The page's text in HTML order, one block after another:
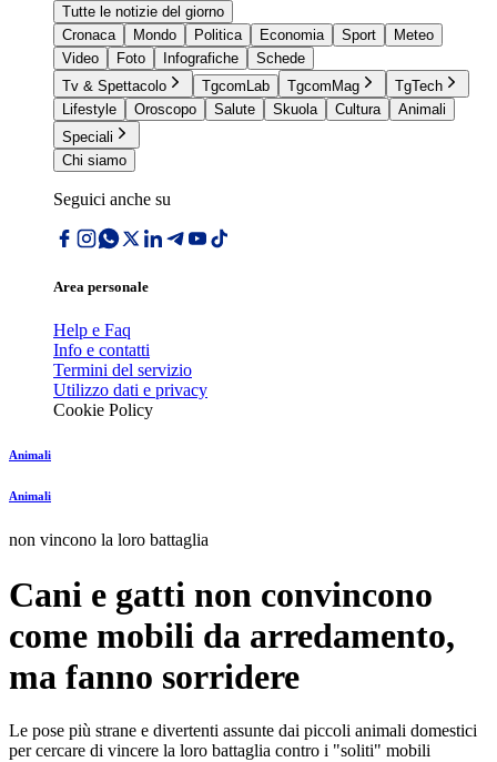
Tutte le notizie del giorno
Cronaca
Mondo Politica Economia Sport
Meteo
Video
Foto Infografiche
Schede
Tv & Spettacolo
TgcomLab TgcomMag
TgTech
Lifestyle
Oroscopo Salute Skuola Cultura
Animali
Speciali
Chi siamo
Seguici anche su
Area personale
Help e Faq
Info e contatti
Termini del servizio
Utilizzo dati e privacy
Cookie Policy
Animali
Animali
non vincono la loro battaglia
Cani e gatti non convincono
come mobili da arredamento,
ma fanno sorridere
Le pose più strane e divertenti assunte dai piccoli animali domestici
per cercare di vincere la loro battaglia contro i "soliti" mobili